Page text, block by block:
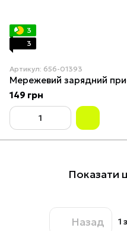
3
3
Артикул: 656-01393
149 грн
Показати
Назад 1